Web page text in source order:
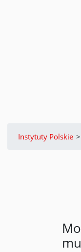
Instytuty Polskie >